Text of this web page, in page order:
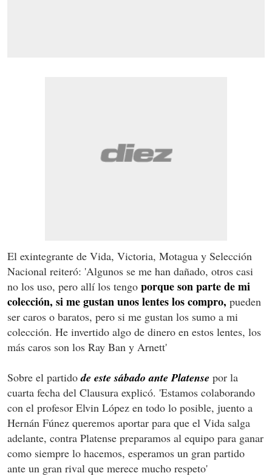
El exintegrante de Vida, Victoria, Motagua y Selección
Nacional reiteró: 'Algunos se me han dañado, otros casi
no los uso, pero allí los tengo porque son parte de mi
colección, si me gustan unos lentes los compro, pueden
ser caros o baratos, pero si me gustan los sumo a mi
colección. He invertido algo de dinero en estos lentes, los
más caros son los Ray Ban y Arnett'
Sobre el partidode este sábado ante Platense por la
cuarta fecha del Clausura explicó. 'Estamos colaborando
con el profesor Elvin López en todo lo posible, juento a
Hernán Fúnez queremos aportar para que el Vida salga
adelante, contra Platense preparamos al equipo para ganar
como siempre lo hacemos, esperamos un gran partido
ante un gran rival que merece mucho respeto'